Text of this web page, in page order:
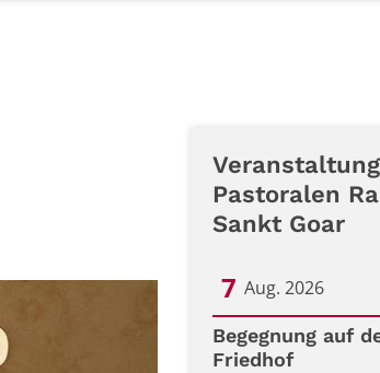
Pastoralen
Sankt Goar
7 Aug. 2026
Datum: 7. August
Begegnung auf
Friedhof